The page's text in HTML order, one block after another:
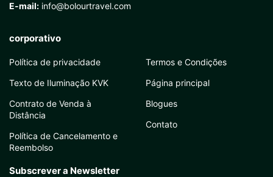
E-mail: info@bolourtravel.com
corporativo
Política de privacidade
Texto de Iluminação KVK
Contrato de Venda à
Distância
Política de Cancelamento e
Reembolso
Termos e Condições
Página principal
Blogues
Contato
Subscrever a Newsletter